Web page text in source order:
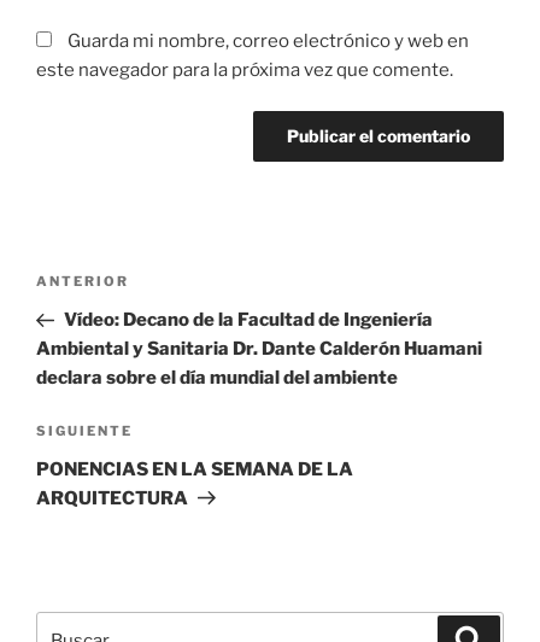
Guarda mi nombre, correo electrónico y web en
este navegador para la próxima vez que comente.
Navegación
entradas
Entrada
anterior:
ANTERIOR
Vídeo: Decano de la Facultad de Ingeniería
Ambiental y Sanitaria Dr. Dante Calderón Huamani
declara sobre el día mundial del ambiente
Siguiente
entrada
SIGUIENTE
PONENCIAS EN LA SEMANA DE LA
ARQUITECTURA